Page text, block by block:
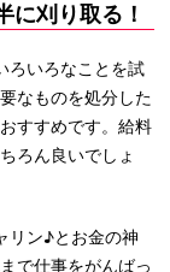
に刈り取る！
ろいろなことを試
なものを処分した
すすめです。給料
ろん良いでしょ
リン♪とお金の神
で仕事をがんばっ